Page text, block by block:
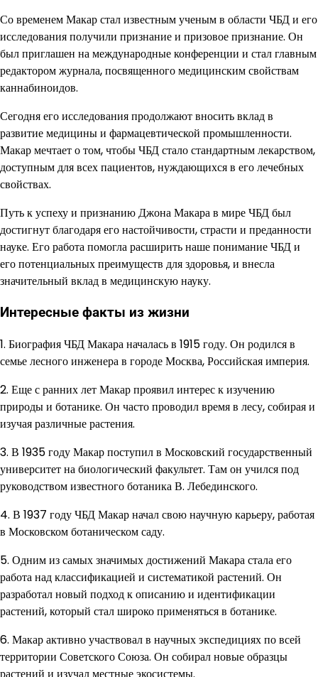
Со временем Макар стал известным ученым в области ЧБД и его
исследования получили признание и призовое признание. Он
был приглашен на международные конференции и стал главным
редактором журнала, посвященного медицинским свойствам
каннабиноидов.
Сегодня его исследования продолжают вносить вклад в
развитие медицины и фармацевтической промышленности.
Макар мечтает о том, чтобы ЧБД стало стандартным лекарством,
доступным для всех пациентов, нуждающихся в его лечебных
свойствах.
Путь к успеху и признанию Джона Макара в мире ЧБД был
достигнут благодаря его настойчивости, страсти и преданности
науке. Его работа помогла расширить наше понимание ЧБД и
его потенциальных преимуществ для здоровья, и внесла
значительный вклад в медицинскую науку.
Интересные факты из жизни
1. Биография ЧБД Макара началась в 1915 году. Он родился в
семье лесного инженера в городе Москва, Российская империя.
2. Еще с ранних лет Макар проявил интерес к изучению
природы и ботанике. Он часто проводил время в лесу, собирая и
изучая различные растения.
3. В 1935 году Макар поступил в Московский государственный
университет на биологический факультет. Там он учился под
руководством известного ботаника В. Лебединского.
4. В 1937 году ЧБД Макар начал свою научную карьеру, работая
в Московском ботаническом саду.
5. Одним из самых значимых достижений Макара стала его
работа над классификацией и систематикой растений. Он
разработал новый подход к описанию и идентификации
растений, который стал широко применяться в ботанике.
6. Макар активно участвовал в научных экспедициях по всей
территории Советского Союза. Он собирал новые образцы